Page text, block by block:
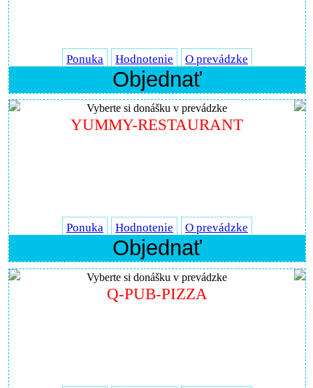
Ponuka Hodnotenie O prevádzke
Objednať
Vyberte si donášku v prevádzke
YUMMY-RESTAURANT
Ponuka Hodnotenie O prevádzke
Objednať
Vyberte si donášku v prevádzke
Q-PUB-PIZZA